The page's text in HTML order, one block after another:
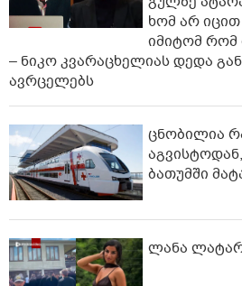
ხომ არ
იმიტომ რომ
– ნიკო კვარაცხელიას დედა
ავრცელებს
ცნობილია
ბათუმში
ლანა